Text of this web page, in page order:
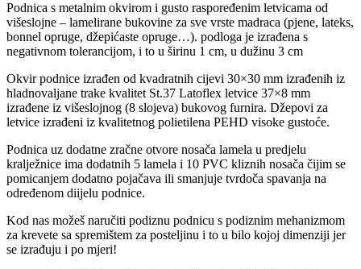
Podnica s metalnim okvirom i gusto raspoređenim letvicama od
višeslojne – lamelirane bukovine za sve vrste madraca (pjene, lateks,
bonnel opruge, džepićaste opruge…). podloga je izrađena s
negativnom tolerancijom, i to u širinu 1 cm, u dužinu 3 cm
Okvir podnice izrađen od kvadratnih cijevi 30×30 mm izrađenih iz
hladnovaljane trake kvalitet St.37 Latoflex letvice 37×8 mm
izrađene iz višeslojnog (8 slojeva) bukovog furnira. Džepovi za
letvice izrađeni iz kvalitetnog polietilena PEHD visoke gustoće.
Podnica uz dodatne zračne otvore nosača lamela u predjelu
kralježnice ima dodatnih 5 lamela i 10 PVC kliznih nosača čijim se
pomicanjem dodatno pojačava ili smanjuje tvrdoča spavanja na
određenom diijelu podnice.
Kod nas možeš naručiti podiznu podnicu s podiznim mehanizmom
za krevete sa spremištem za posteljinu i to u bilo kojoj dimenziji jer
se izrađuju i po mjeri!